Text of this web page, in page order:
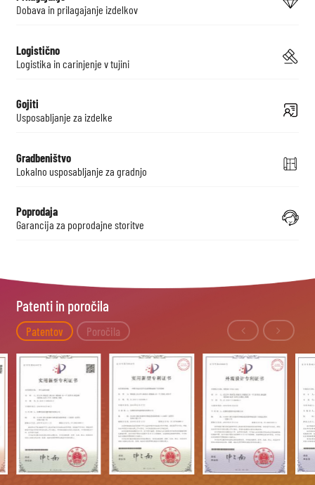
Dobava in prilagajanje izdelkov
Logistično
Logistika in carinjenje v tujini
Gojiti
Usposabljanje za izdelke
Gradbeništvo
Lokalno usposabljanje za gradnjo
Poprodaja
Garancija za poprodajne storitve
Patenti in poročila
Patentov Poročila